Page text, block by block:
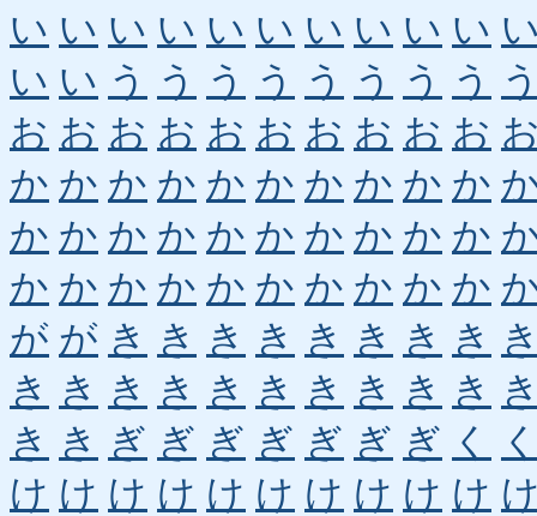
い い い い い い い い い い
い い う う う う う う う う
お お お お お お お お お お
か か か か か か か か か か
か か か か か か か か か か
か か か か か か か か か か
が が き き き き き き き き
き き き き き き き き き き
き き ぎ ぎ ぎ ぎ ぎ ぎ ぎ く
け け け け け け け け け け